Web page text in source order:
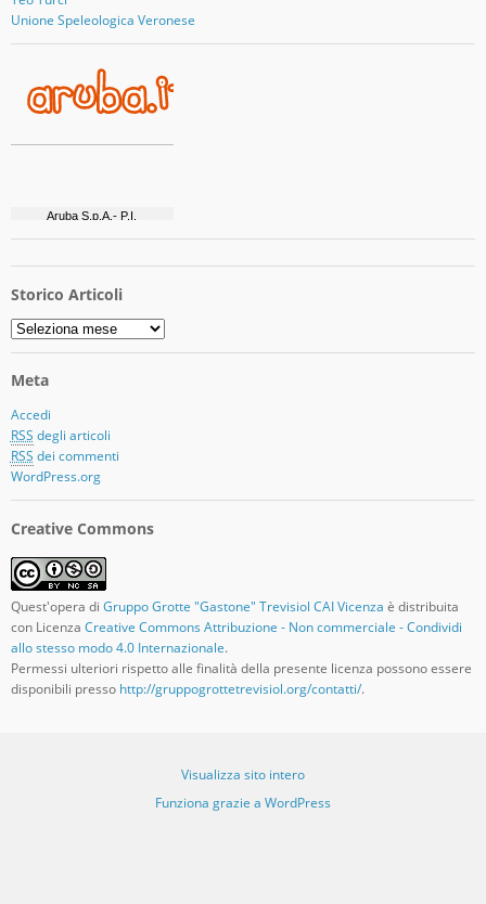
Unione Speleologica Veronese
Storico Articoli
Storico
Articoli
Meta
Accedi
RSS degli articoli
RSS dei commenti
WordPress.org
Creative Commons
Quest'opera di Gruppo Grotte "Gastone" Trevisiol CAI Vicenza è distribuita
con Licenza Creative Commons Attribuzione - Non commerciale - Condividi
allo stesso modo 4.0 Internazionale.
Permessi ulteriori rispetto alle finalità della presente licenza possono essere
disponibili presso http://gruppogrottetrevisiol.org/contatti/.
Visualizza sito intero
Funziona grazie a WordPress